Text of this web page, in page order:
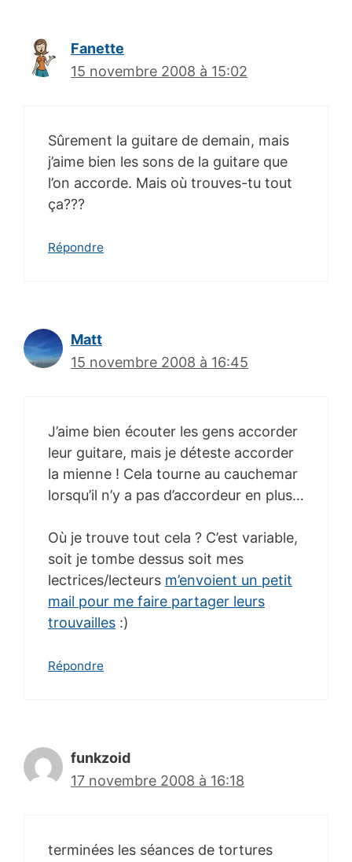
Fanette
15 novembre 2008 à 15:02
Sûrement la guitare de demain, mais
j’aime bien les sons de la guitare que
l’on accorde. Mais où trouves-tu tout
ça???
Répondre
Matt
15 novembre 2008 à 16:45
J’aime bien écouter les gens accorder
leur guitare, mais je déteste accorder
la mienne ! Cela tourne au cauchemar
lorsqu’il n’y a pas d’accordeur en plus…
Où je trouve tout cela ? C’est variable,
soit je tombe dessus soit mes
lectrices/lecteurs m’envoient un petit
mail pour me faire partager leurs
trouvailles :)
Répondre
funkzoid
17 novembre 2008 à 16:18
terminées les séances de tortures